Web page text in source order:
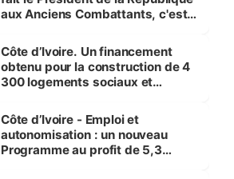
aux Anciens Combattants, c'est
Côte d’Ivoire. Un financement
obtenu pour la construction de 4
300 logements sociaux et
et Yamoussoukro
Côte d’Ivoire - Emploi et
autonomisation : un nouveau
Programme au profit de 5,3